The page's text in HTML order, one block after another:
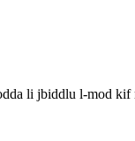
li jbiddlu l-mod kif